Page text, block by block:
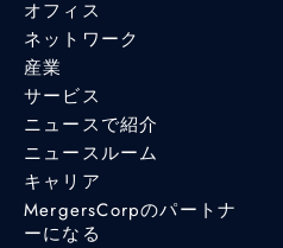
オフィス
ネットワーク
産業
サービス
ニュースで紹介
ニュースルーム
キャリア
MergersCorpのパートナ
ーになる